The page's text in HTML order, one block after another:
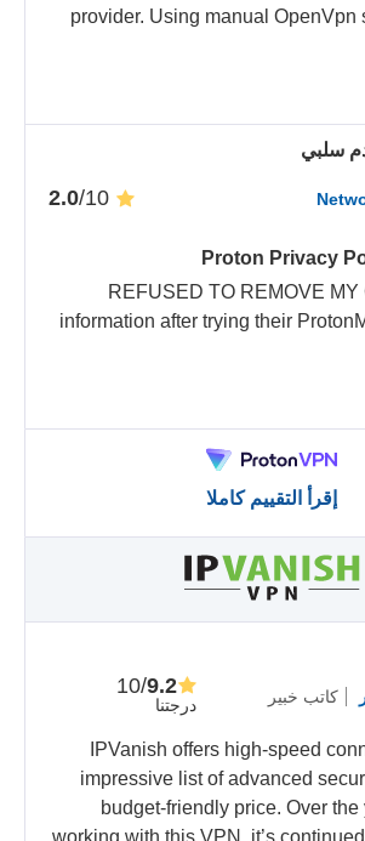
provider. Using manual OpenVpn
سلبي
/10
Proton Privacy
REFUSED TO REMOVE MY
information after trying their
إقرأ التقييم كاملا
كاتب خبير درجتنا
9.2
/10
IPVanish offers high-speed
impressive list of advanced
budget-friendly price. Over the